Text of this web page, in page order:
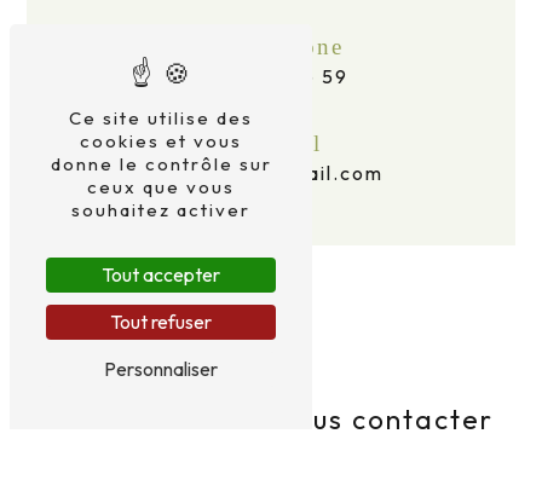
Téléphone
06 69 16 96 59
E-mail
taxidid63@gmail.com
N'hésitez pas à nous contacter
Ce site utilise des
cookies et vous
donne le contrôle sur
ceux que vous
souhaitez activer
Tout accepter
Tout refuser
Personnaliser